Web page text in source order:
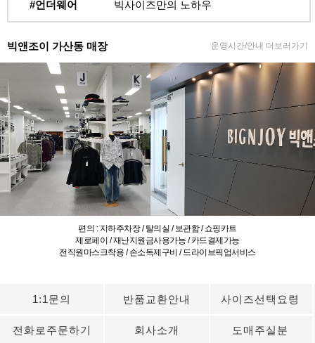
#언더웨어 빅사이즈만의 노하우
빅앤조이 가산동 매장 운영시간/안내 더보러가기
편의 : 지하주차장 / 탈의실 / 보관함 / 쇼핑카트
제로페이 / 재난지원금사용가능 / 카드결제가능
전직원마스크착용 / 손소독제구비 / 드라이브픽업서비스
1:1문의 반품교환안내 사이즈선택요령
전화로주문하기 회사소개 도매주실분